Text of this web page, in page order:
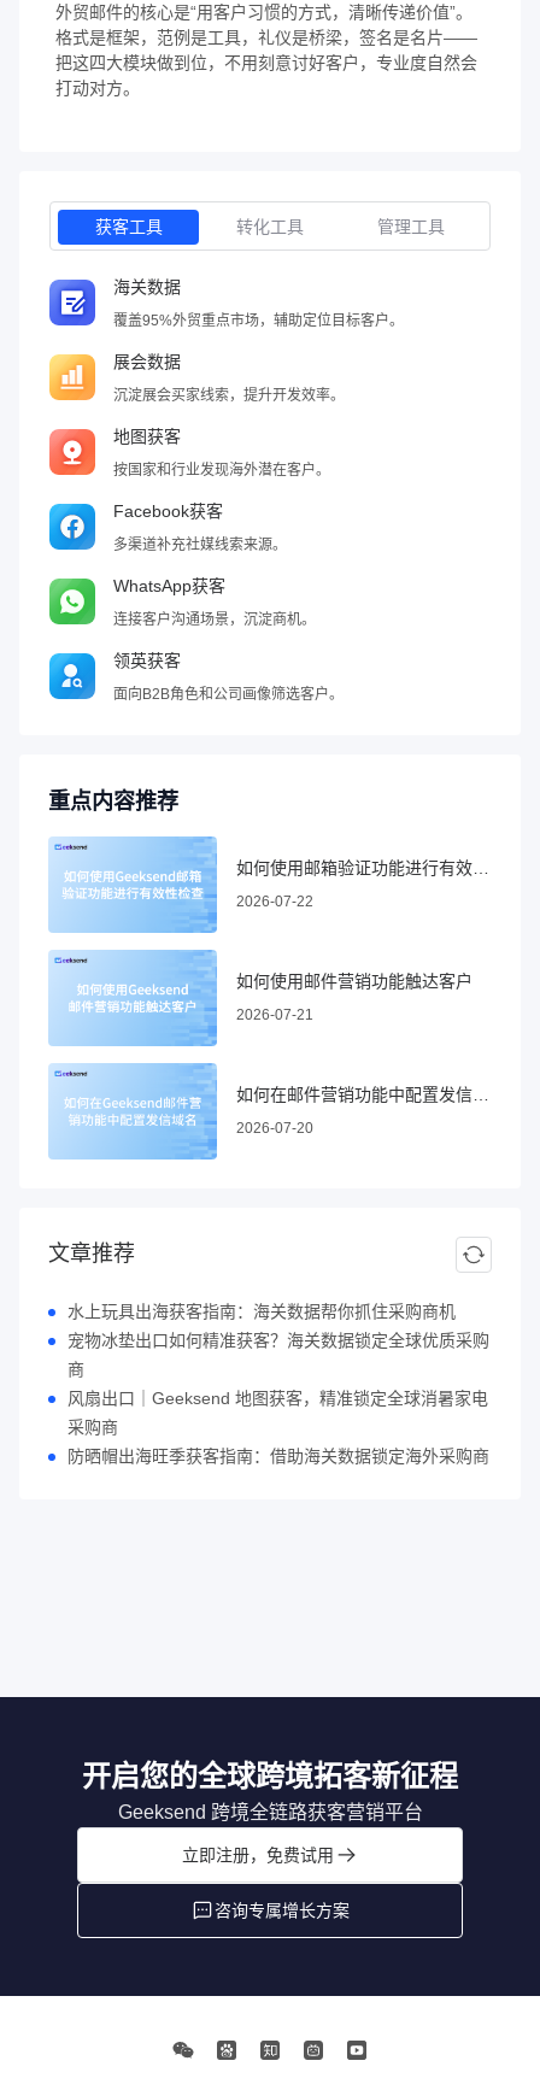
外贸邮件的核心是“用客户习惯的方式，清晰传递价值”。
格式是框架，范例是工具，礼仪是桥梁，签名是名片——
把这四大模块做到位，不用刻意讨好客户，专业度自然会
打动对方。
获客工具 转化工具 管理工具
海关数据
覆盖95%外贸重点市场，辅助定位目标客户。
展会数据
沉淀展会买家线索，提升开发效率。
地图获客
按国家和行业发现海外潜在客户。
Facebook获客
多渠道补充社媒线索来源。
WhatsApp获客
连接客户沟通场景，沉淀商机。
领英获客
面向B2B角色和公司画像筛选客户。
重点内容推荐
2026-07-22
如何使用邮件营销功能触达客户
2026-07-21
2026-07-20
文章推荐
水上玩具出海获客指南：海关数据帮你抓住采购商机
宠物冰垫出口如何精准获客？海关数据锁定全球优质采购
商
风扇出口｜Geeksend 地图获客，精准锁定全球消暑家电
采购商
防晒帽出海旺季获客指南：借助海关数据锁定海外采购商
开启您的全球跨境拓客新征程
Geeksend 跨境全链路获客营销平台
立即注册，免费试用
咨询专属增长方案